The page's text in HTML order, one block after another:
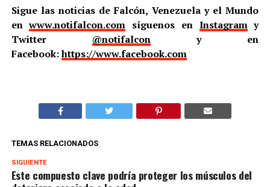
Sigue las noticias de Falcón, Venezuela y el Mundo
enwww.notifalcon.com síguenos en Instagramy
Twitter @notifalcony en
Facebook:https://www.facebook.com
TEMAS RELACIONADOS
SIGUIENTE
Este compuesto clave podría proteger los músculos del